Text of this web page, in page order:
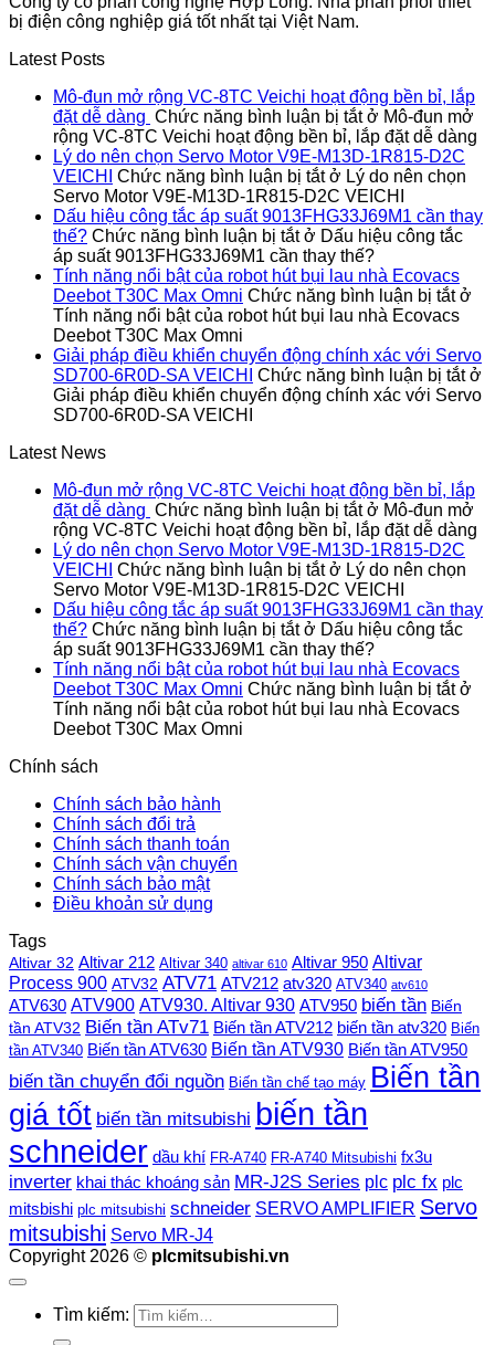
bị điện công nghiệp giá tốt nhất tại Việt Nam.
Latest Posts
Mô-đun mở rộng VC-8TC Veichi hoạt động bền bỉ, lắp
đặt dễ dàng Chức năng bình luận bị tắtở Mô-đun mở
rộng VC-8TC Veichi hoạt động bền bỉ, lắp đặt dễ dàng
Lý do nên chọn Servo Motor V9E-M13D-1R815-D2C
VEICHI
Chức năng bình luận bị tắtở Lý do nên chọn
Servo Motor V9E-M13D-1R815-D2C VEICHI
Dấu hiệu công tắc áp suất 9013FHG33J69M1 cần thay
thế? Chức năng bình luận bị tắtở Dấu hiệu công tắc
áp suất 9013FHG33J69M1 cần thay thế?
Tính năng nổi bật của robot hút bụi lau nhà Ecovacs
Deebot T30C Max Omni Chức năng bình luận bị tắtở
Tính năng nổi bật của robot hút bụi lau nhà Ecovacs
Deebot T30C Max Omni
Giải pháp điều khiển chuyển động chính xác với Servo
SD700-6R0D-SA VEICHI
Chức năng bình luận bị tắtở
Giải pháp điều khiển chuyển động chính xác với Servo
SD700-6R0D-SA VEICHI
Latest News
Mô-đun mở rộng VC-8TC Veichi hoạt động bền bỉ, lắp
đặt dễ dàng Chức năng bình luận bị tắtở Mô-đun mở
rộng VC-8TC Veichi hoạt động bền bỉ, lắp đặt dễ dàng
Lý do nên chọn Servo Motor V9E-M13D-1R815-D2C
VEICHI
Chức năng bình luận bị tắtở Lý do nên chọn
Servo Motor V9E-M13D-1R815-D2C VEICHI
Dấu hiệu công tắc áp suất 9013FHG33J69M1 cần thay
thế? Chức năng bình luận bị tắtở Dấu hiệu công tắc
áp suất 9013FHG33J69M1 cần thay thế?
Tính năng nổi bật của robot hút bụi lau nhà Ecovacs
Deebot T30C Max Omni Chức năng bình luận bị tắtở
Tính năng nổi bật của robot hút bụi lau nhà Ecovacs
Deebot T30C Max Omni
Chính sách
Chính sách bảo hành
Chính sách đổi trả
Chính sách thanh toán
Chính sách vận chuyển
Chính sách bảo mật
Điều khoản sử dụng
Tags
Altivar 32 Altivar 212 Altivar 340 altivar 610 Altivar 950 Altivar
Process 900 ATV32 ATV71 ATV212 atv320 ATV340 atv610
ATV630 ATV900 ATV930. Altivar 930 ATV950 biến tần Biến
tần ATV32 Biến tần ATv71 Biến tần ATV212 biến tần atv320 Biến
tần ATV340 Biến tần ATV630 Biến tần ATV930 Biến tần ATV950
biến tần chuyển đổi nguồn Biến tần chế tạo máy Biến tần
giá tốt biến tần mitsubishi biến tần
schneider dầu khí FR-A740 FR-A740 Mitsubishi fx3u
inverter khai thác khoáng sản MR-J2S Series plc plc fx plc
mitsbishi plc mitsubishi schneider SERVO AMPLIFIER Servo
mitsubishi Servo MR-J4
Copyright 2026 © plcmitsubishi.vn
Tìm kiếm: